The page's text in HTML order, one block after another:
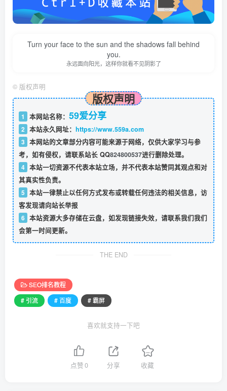
Turn your face to the sun and the shadows fall behind
you.
永远面向阳光，这样你就看不见阴影了
© 版权声明
版权声明
1 本网站名称： 59爱分享
2 本站永久网址： https://www.559a.com
3 本网站的文章部分内容可能来源于网络，仅供大家学习与参
考，如有侵权，请联系站长 QQ824800537进行删除处理。
4 本站一切资源不代表本站立场，并不代表本站赞同其观点和对
其真实性负责。
5 本站一律禁止以任何方式发布或转载任何违法的相关信息，访
客发现请向站长举报
6 本站资源大多存储在云盘，如发现链接失效，请联系我们我们
会第一时间更新。
THE END
SEO排名教程
# 引流
# 百度 # 霸屏
喜欢就支持一下吧
点赞0 分享 收藏